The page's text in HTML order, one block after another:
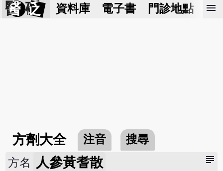
醫 砭 資料庫 電子書 門診地點 預
menu
方劑大全 注音 搜尋
subject
方名 人參黃耆散